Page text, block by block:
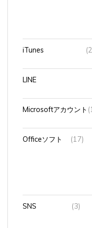
iTunes
LINE
Microsoftアカウント
Officeソフト (17)
SNS (3)